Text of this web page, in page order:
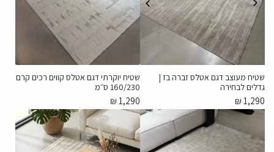
שטיח מעוצב דגם אטלס זברה בז |
גדלים לבחירה
₪1,290
שטיח יוקרתי דגם אטלס קווים רכים קרם
160/230 ס״מ
₪1,290